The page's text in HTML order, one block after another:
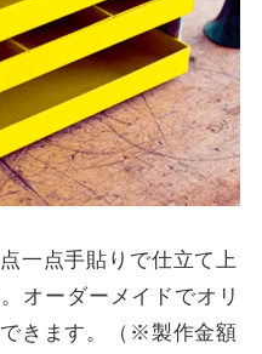
一点手貼りで仕立て上
オーダーメイドでオリ
きます。（※製作金額